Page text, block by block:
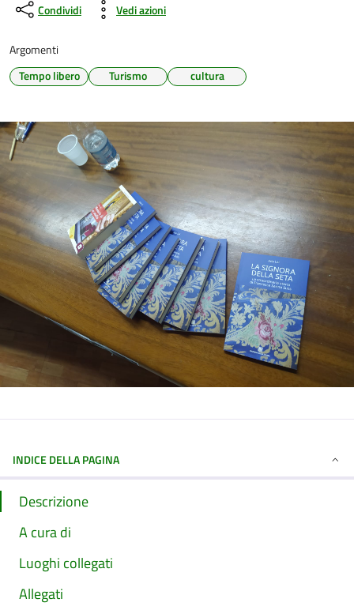
Condividi Vedi azioni
Argomenti
Tempo libero
Turismo cultura
INDICE DELLA PAGINA
Descrizione
A cura di
Luoghi collegati
Allegati